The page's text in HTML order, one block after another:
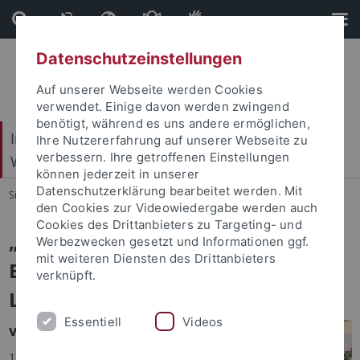
Direkt
zum
Inhalt
Direkt
zur
Fußleiste
Internationales Zentrum für Ethik in den
Wissenschaften (IZEW)
Sie sind hier: Startseite ... Publikationen
„Der Tod kostet das Leben“ – Zum
Begriff des allgemeinen
Lebensrisikos
vonDr. Wulf Loh
Datenschutzeinstellungen
Auf unserer Webseite werden Cookies
verwendet. Einige davon werden zwingend
benötigt, während es uns andere ermöglichen,
Ihre Nutzererfahrung auf unserer Webseite zu
verbessern. Ihre getroffenen Einstellungen
können jederzeit in unserer
Datenschutzerklärung bearbeitet werden. Mit
den Cookies zur Videowiedergabe werden auch
Cookies des Drittanbieters zu Targeting- und
Werbezwecken gesetzt und Informationen ggf.
mit weiteren Diensten des Drittanbieters
verknüpft.
Essentiell Videos